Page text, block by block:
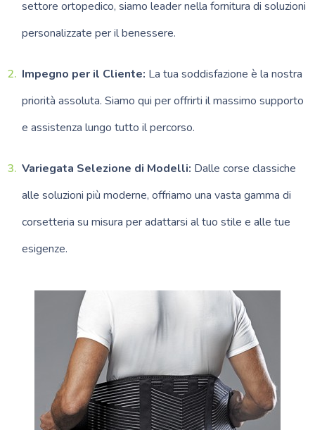
settore ortopedico, siamo leader nella fornitura di soluzioni
personalizzate per il benessere.
Impegno per il Cliente: La tua soddisfazione è la nostra
priorità assoluta. Siamo qui per offrirti il massimo supporto
e assistenza lungo tutto il percorso.
Variegata Selezione di Modelli: Dalle corse classiche
alle soluzioni più moderne, offriamo una vasta gamma di
corsetteria su misura per adattarsi al tuo stile e alle tue
esigenze.